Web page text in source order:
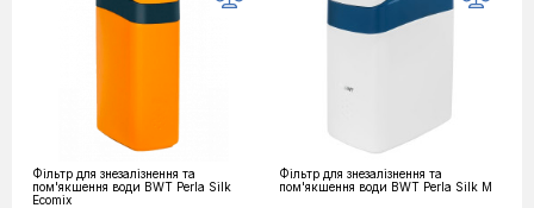
Фільтр для знезалізнення та
пом'якшення води BWT Perla Silk
Ecomix
Фільтр для знезалізнення та
пом'якшення води BWT Perla Silk M